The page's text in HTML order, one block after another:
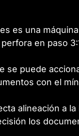
es una
perfora en paso
se puede
con el
alineación a
los